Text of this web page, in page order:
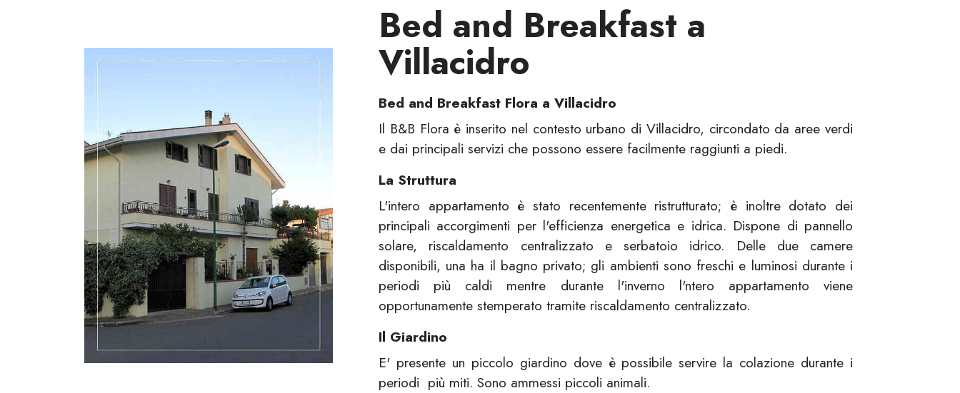
Bed and Breakfast a
Villacidro
Bed and Breakfast Flora a Villacidro
Il B&B Flora è inserito nel contesto urbano di Villacidro, circondato da aree verdi
e dai principali servizi che possono essere facilmente raggiunti a piedi.
La Struttura
L'intero appartamento è stato recentemente ristrutturato; è inoltre dotato dei
principali accorgimenti per l'efficienza energetica e idrica. Dispone di pannello
solare, riscaldamento centralizzato e serbatoio idrico. Delle due camere
disponibili, una ha il bagno privato; gli ambienti sono freschi e luminosi durante i
periodi più caldi mentre durante l'inverno l'ntero appartamento viene
opportunamente stemperato tramite riscaldamento centralizzato.
Il Giardino
E' presente un piccolo giardino dove è possibile servire la colazione durante i
periodi più miti. Sono ammessi piccoli animali.